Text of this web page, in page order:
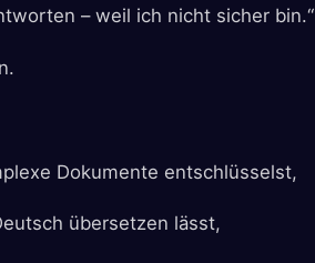
– weil ich nicht sicher bin.“
Dokumente entschlüsselst,
übersetzen lässt,